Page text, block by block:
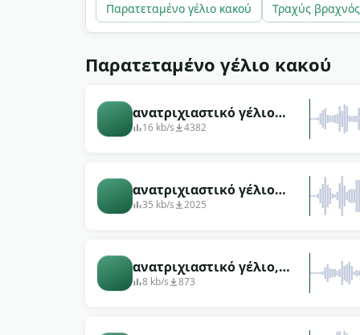
Παρατεταμένο γέλιο κακού Τραχύς
Παρατεταμένο γέλιο κακού
ανατριχιαστικό γέλιο
μονόχρονο αρσενικό ζελέ
16 kb/s 4382
ανατριχιαστικό γέλιο
μοναχικό αρσενικό ζελέ
35 kb/s 2025
ανατριχιαστικό γέλιο,
μοναχικός μακρύς άντρας
8 kb/s 873